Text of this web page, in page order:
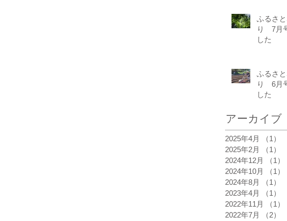
ふるさ
り 7月
した
ふるさ
り 6月
した
アーカイブ
2025年4月 （1）
2025年2月
（1）
2024年12月
（1）
2024年10月
（1）
2024年8月
（1）
2023年4月
（1）
2022年11月
（1）
2022年7月
（2）